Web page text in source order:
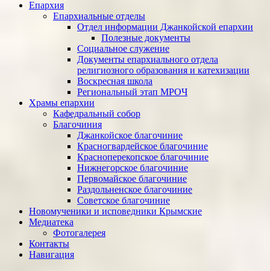
Епархия
Епархиальные отделы
Отдел информации Джанкойской епархии
Полезные документы
Социальное служение
Документы епархиального отдела
религиозного образования и катехизации
Воскресная школа
Региональный этап МРОЧ
Храмы епархии
Кафедральный собор
Благочиния
Джанкойское благочиние
Красногвардейское благочиние
Красноперекопское благочиние
Нижнегорское благочиние
Первомайское благочиние
Раздольненское благочиние
Советское благочиние
Новомученики и исповедники Крымские
Медиатека
Фотогалерея
Контакты
Навигация